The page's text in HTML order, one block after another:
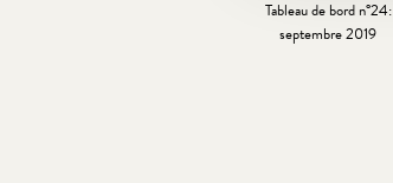
Tableau de bord n°24:
septembre 2019